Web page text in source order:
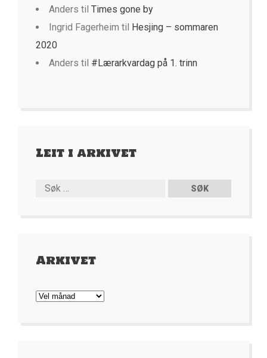
Anders til Times gone by
Ingrid Fagerheim til Hesjing – sommaren
2020
Anders til #Lærarkvardag på 1. trinn
Leit i arkivet
Arkivet
Arkivet